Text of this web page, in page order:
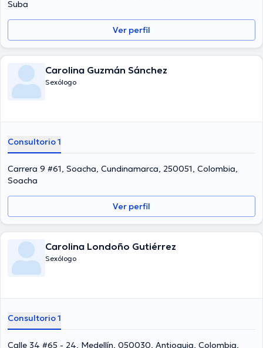
Suba
Ver perfil
Carolina Guzmán Sánchez
Sexólogo
Consultorio 1
Carrera 9 #61, Soacha, Cundinamarca, 250051, Colombia,
Soacha
Ver perfil
Carolina Londoño Gutiérrez
Sexólogo
Consultorio 1
Calle 34 #65 - 24, Medellín, 050030, Antioquia, Colombia,